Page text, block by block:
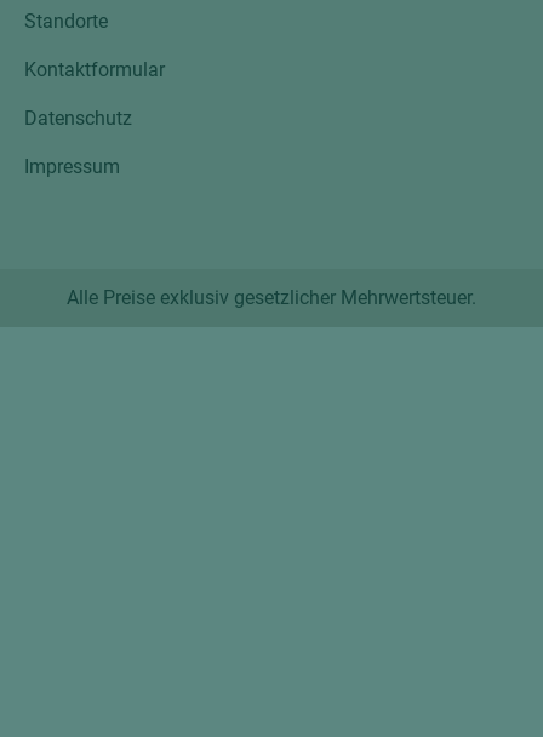
Standorte
Kontaktformular
Datenschutz
Impressum
Alle Preise exklusiv gesetzlicher Mehrwertsteuer.